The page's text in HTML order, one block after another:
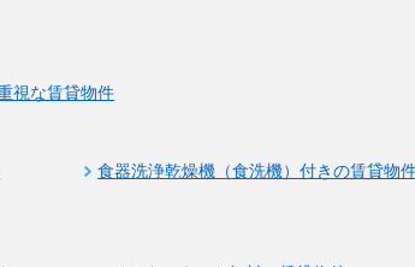
視な賃貸物件
食器洗浄乾燥機（食洗機）付きの賃貸物